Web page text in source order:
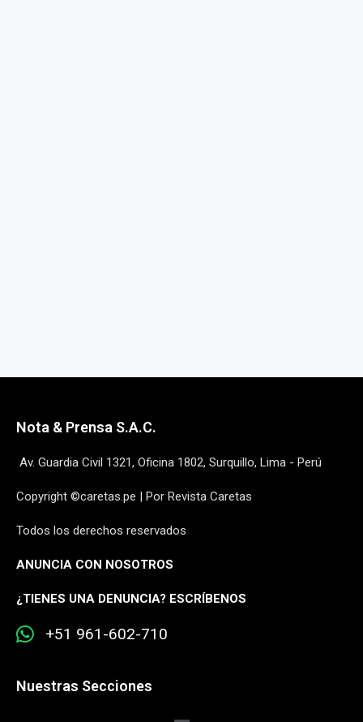
Nota & Prensa S.A.C.
Av. Guardia Civil 1321, Oficina 1802, Surquillo, Lima - Perú
Copyright ©caretas.pe | Por Revista Caretas
Todos los derechos reservados
ANUNCIA CON NOSOTROS
¿TIENES UNA DENUNCIA? ESCRÍBENOS
+51 961-602-710
Nuestras Secciones